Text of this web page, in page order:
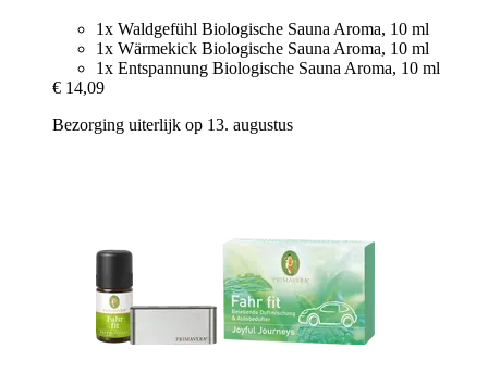
1x Waldgefühl Biologische Sauna Aroma, 10 ml
1x Wärmekick Biologische Sauna Aroma, 10 ml
1x Entspannung Biologische Sauna Aroma, 10 ml
€ 14,09
Bezorging uiterlijk op 13. augustus